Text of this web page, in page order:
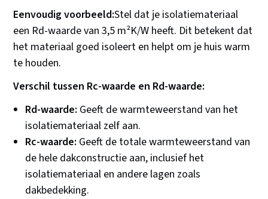
Eenvoudig voorbeeld:Stel dat je isolatiemateriaal
een Rd-waarde van 3,5 m²K/W heeft. Dit betekent dat
het materiaal goed isoleert en helpt om je huis warm
te houden.
Verschil tussen Rc-waarde en Rd-waarde:
Rd-waarde: Geeft de warmteweerstand van het
isolatiemateriaal zelf aan.
Rc-waarde: Geeft de totale warmteweerstand van
de hele dakconstructie aan, inclusief het
isolatiemateriaal en andere lagen zoals
dakbedekking.